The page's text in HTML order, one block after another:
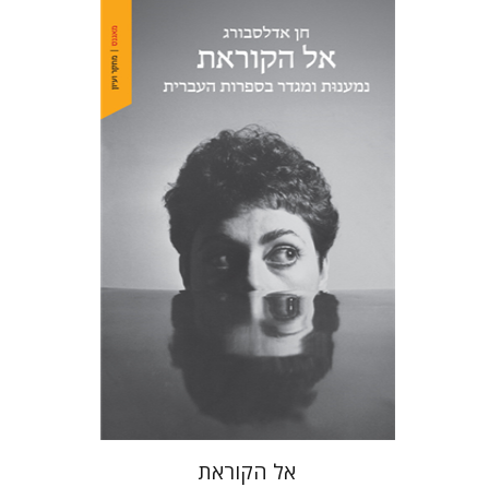
חן אדלסבורג
הנחת אתר ספר מודפס
אל הקוראת